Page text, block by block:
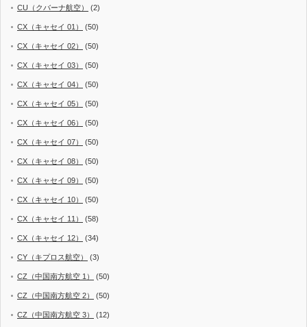
CU（クバーナ航空） (2)
CX（キャセイ 01） (50)
CX（キャセイ 02） (50)
CX（キャセイ 03） (50)
CX（キャセイ 04） (50)
CX（キャセイ 05） (50)
CX（キャセイ 06） (50)
CX（キャセイ 07） (50)
CX（キャセイ 08） (50)
CX（キャセイ 09） (50)
CX（キャセイ 10） (50)
CX（キャセイ 11） (58)
CX（キャセイ 12） (34)
CY（キプロス航空） (3)
CZ（中国南方航空 1） (50)
CZ（中国南方航空 2） (50)
CZ（中国南方航空 3） (12)